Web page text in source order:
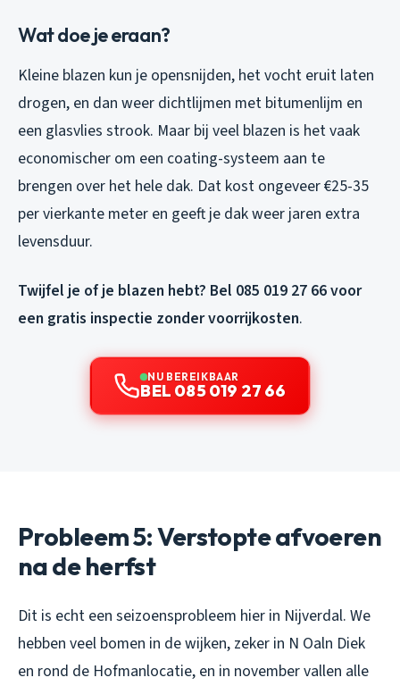
Wat doe je eraan?
Kleine blazen kun je opensnijden, het vocht eruit laten
drogen, en dan weer dichtlijmen met bitumenlijm en
een glasvlies strook. Maar bij veel blazen is het vaak
economischer om een coating-systeem aan te
brengen over het hele dak. Dat kost ongeveer €25-35
per vierkante meter en geeft je dak weer jaren extra
levensduur.
Twijfel je of je blazen hebt? Bel 085 019 27 66 voor
een gratis inspectie zonder voorrijkosten.
NU BEREIKBAAR
BEL 085 019 27 66
Probleem 5: Verstopte afvoeren
na de herfst
Dit is echt een seizoensprobleem hier in Nijverdal. We
hebben veel bomen in de wijken, zeker in N Oaln Diek
en rond de Hofmanlocatie, en in november vallen alle